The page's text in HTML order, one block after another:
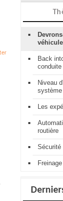
Back
Niveau
Les
routière
Sécurité